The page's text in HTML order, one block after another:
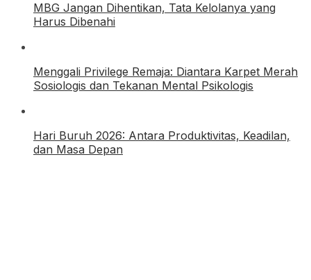
MBG Jangan Dihentikan, Tata Kelolanya yang
Harus Dibenahi
Menggali Privilege Remaja: Diantara Karpet Merah
Sosiologis dan Tekanan Mental Psikologis
Hari Buruh 2026: Antara Produktivitas, Keadilan,
dan Masa Depan